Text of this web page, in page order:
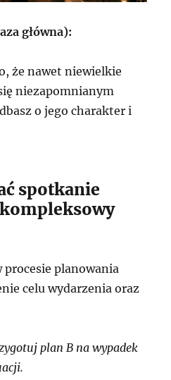
główna):
że nawet niewielkie
niezapomnianym
o jego charakter i
spotkanie
planowania
celu wydarzenia oraz
plan B na wypadek